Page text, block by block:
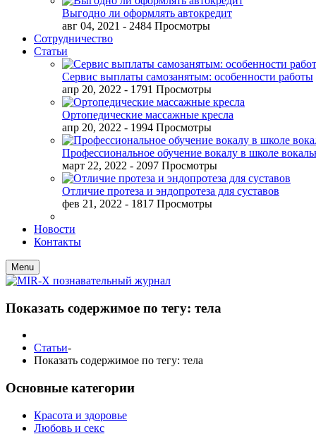
Выгодно ли оформлять автокредит
авг 04, 2021 - 2484 Просмотры
Сотрудничество
Статьи
Сервис выплаты самозанятым: особенности работы
апр 20, 2022 - 1791 Просмотры
Ортопедические массажные кресла
апр 20, 2022 - 1994 Просмотры
Профессиональное обучение вокалу в школе
март 22, 2022 - 2097 Просмотры
Отличие протеза и эндопротеза для суставов
фев 21, 2022 - 1817 Просмотры
Новости
Контакты
Menu
Показать содержимое по тегу: тела
Статьи-
Показать содержимое по тегу: тела
Основные категории
Красота и здоровье
Любовь и секс